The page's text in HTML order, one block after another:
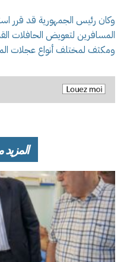
المسافرين لتعويض الحافلات
ومكثف لمختلف أنواع عجلات